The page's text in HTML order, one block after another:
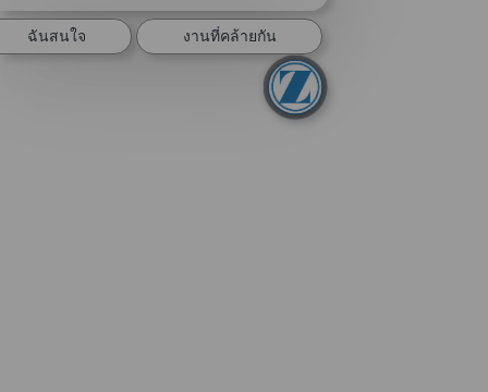
ฉันสนใจ งานที่คล้ายกัน